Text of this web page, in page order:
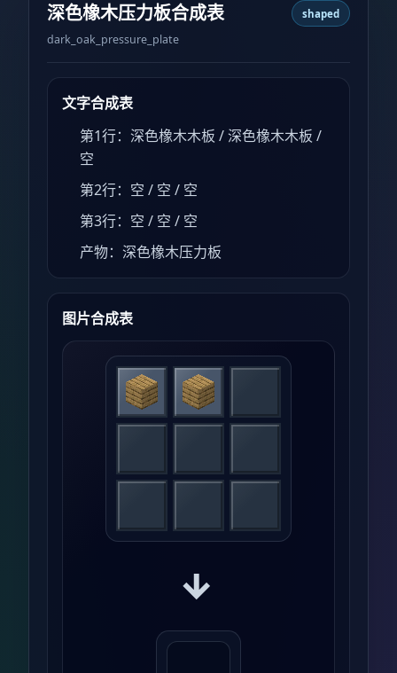
深色橡木压力板合成表
dark_oak_pressure_plate
shaped
文字合成表
第1行：深色橡木木板 / 深色橡木木板 /
空
第2行：空 / 空 / 空
第3行：空 / 空 / 空
产物：深色橡木压力板
图片合成表
→